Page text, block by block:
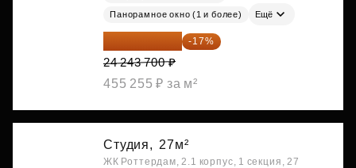
Панорамное окно (1 и более) Ещё
20 122 271 ₽ -17%
24 243 700 ₽
455 255 ₽ за м²
Студия, 27м²
ЖК Роттердам, 2.1 корпус, 1 секция, 27